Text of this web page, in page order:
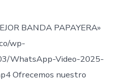
BANDA PAPAYERA»
wp-
WhatsApp-Video-2025-
Ofrecemos nuestro